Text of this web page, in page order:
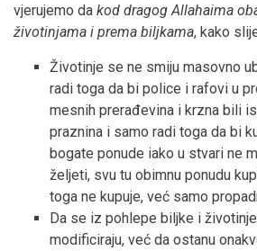
vjerujemo da kod dragog Allahaima
životinjama i prema biljkama, kako
Životinje se ne smiju masovno
radi toga da bi police i rafovi u
mesnih prerađevina i krzna bili
praznina i samo radi toga da bi
bogate ponude iako u stvari ne
željeti, svu tu obimnu ponudu
toga ne kupuje, već samo
Da se iz pohlepe biljke i
modificiraju, već da ostanu